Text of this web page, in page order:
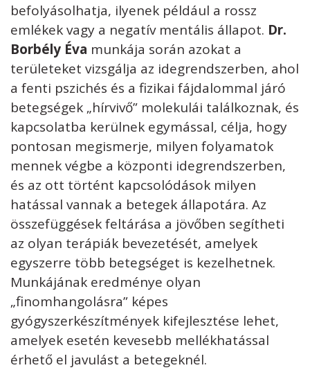
befolyásolhatja, ilyenek például a rossz
emlékek vagy a negatív mentális állapot. Dr.
Borbély Éva munkája során azokat a
területeket vizsgálja az idegrendszerben, ahol
a fenti pszichés és a fizikai fájdalommal járó
betegségek „hírvivő” molekulái találkoznak, és
kapcsolatba kerülnek egymással, célja, hogy
pontosan megismerje, milyen folyamatok
mennek végbe a központi idegrendszerben,
és az ott történt kapcsolódások milyen
hatással vannak a betegek állapotára. Az
összefüggések feltárása a jövőben segítheti
az olyan terápiák bevezetését, amelyek
egyszerre több betegséget is kezelhetnek.
Munkájának eredménye olyan
„finomhangolásra” képes
gyógyszerkészítmények kifejlesztése lehet,
amelyek esetén kevesebb mellékhatással
érhető el javulást a betegeknél.